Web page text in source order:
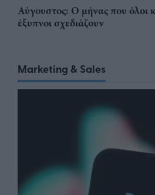
Αύγουστος: Ο μήνας που όλοι
έξυπνοι σχεδιάζουν
Marketing & Sales